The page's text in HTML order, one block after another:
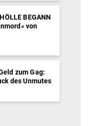
BEGANN
von
zum Gag:
des Unmutes